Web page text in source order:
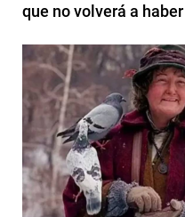
que no volverá a